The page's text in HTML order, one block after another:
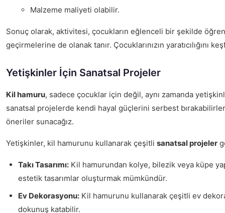
Malzeme maliyeti olabilir.
Sonuç olarak, aktivitesi, çocukların eğlenceli bir şekilde
geçirmelerine de olanak tanır. Çocuklarınızın
Yetişkinler İçin Sanatsal Projeler
Kil hamuru, sadece çocuklar için değil, aynı zamanda
sanatsal projelerde kendi hayal güçlerini serbest
öneriler sunacağız.
Yetişkinler, kil hamurunu kullanarak çeşitli sanatsal projeler
Takı Tasarımı: Kil hamurundan kolye, bilezik veya küpe
estetik tasarımlar oluşturmak mümkündür.
Ev Dekorasyonu: Kil hamurunu kullanarak çeşitli ev
dokunuş katabilir.